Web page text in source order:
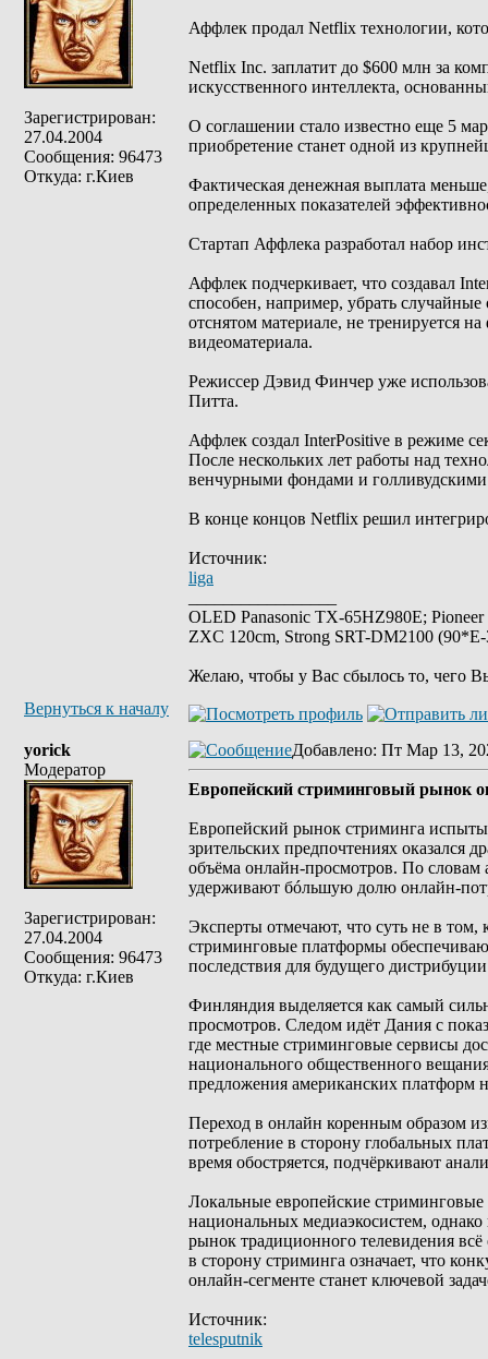
Зарегистрирован:
27.04.2004
Сообщения: 96473
Откуда: г.Киев
Аффлек продал Netflix технологии,
Netflix Inc. заплатит до $600 млн за
искусственного интеллекта,
О соглашении стало известно еще 5
приобретение станет одной из
Фактическая денежная выплата
определенных показателей
Стартап Аффлека разработал набор
Аффлек подчеркивает, что создавал
способен, например, убрать
отснятом материале, не тренируется
видеоматериала.
Режиссер Дэвид Финчер уже
Питта.
Аффлек создал InterPositive в режиме
После нескольких лет работы над
венчурными фондами и
В конце концов Netflix решил
Источник:
liga
OLED Panasonic TX-65HZ980E;
ZXC 120cm, Strong SRT-DM2100
Желаю, чтобы у Вас сбылось то, чего
Вернуться к началу
yorick
Модератор
Зарегистрирован:
27.04.2004
Сообщения: 96473
Откуда: г.Киев
Добавлено: Пт Мар 13,
Европейский стриминговый рынок
Европейский рынок стриминга
зрительских предпочтениях оказался
объёма онлайн-просмотров. По словам
удерживают бóльшую долю онлайн-
Эксперты отмечают, что суть не в том,
стриминговые платформы
последствия для будущего
Финляндия выделяется как самый
просмотров. Следом идёт Дания с
где местные стриминговые сервисы
национального общественного
предложения американских платформ
Переход в онлайн коренным образом
потребление в сторону глобальных
время обостряется, подчёркивают
Локальные европейские
национальных медиаэкосистем,
рынок традиционного телевидения
в сторону стриминга означает, что
онлайн-сегменте станет ключевой
Источник:
telesputnik